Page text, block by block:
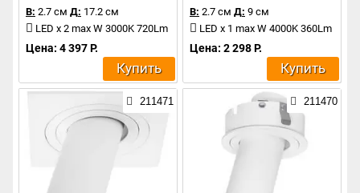
В: 2.7 см Д: 17.2 см
LED x 2 max W 3000K 720Lm
Цена: 4 397 Р.
Купить
В: 2.7 см Д: 9 см
LED x 1 max W 4000K 360Lm
Цена: 2 298 Р.
Купить
211471 211470